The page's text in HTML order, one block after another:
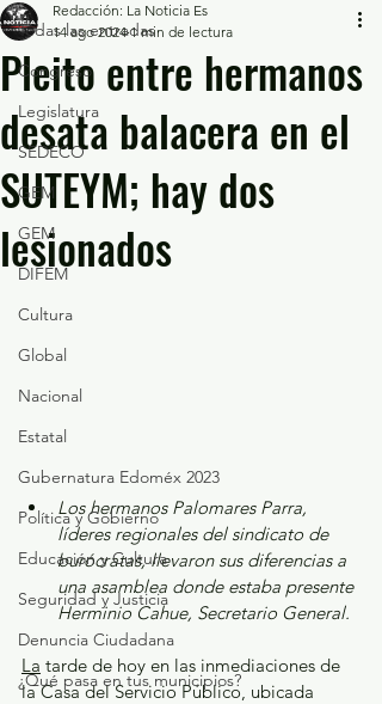
Todas las entradas
Congreso
Legislatura
SEDECO
GEM
GEM
DIFEM
Cultura
Global
Nacional
Estatal
Gubernatura Edoméx 2023
Política y Gobierno
Educación y Cultura
Seguridad y Justicia
Denuncia Ciudadana
¿Qué pasa en tus municipios?
Pleito entre hermanos
desata balacera en el
SUTEYM; hay dos
lesionados
Redacción: La Noticia Es
14 ago 2024 1 min de lectura
Los hermanos Palomares Parra,
líderes regionales del sindicato de
burócratas, llevaron sus diferencias a
una asamblea donde estaba presente
Herminio Cahue, Secretario General.
La tarde de hoy en las inmediaciones de
la Casa del Servicio Público, ubicada